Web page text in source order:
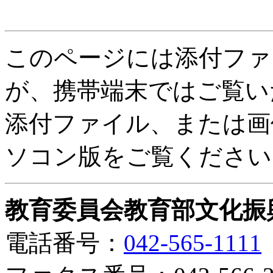
このページには添付フ
が、携帯端末ではご覧
添付ファイル、または
ソコン版をご覧くださ
教育委員会教育部文化
電話番号： 042-565-1111